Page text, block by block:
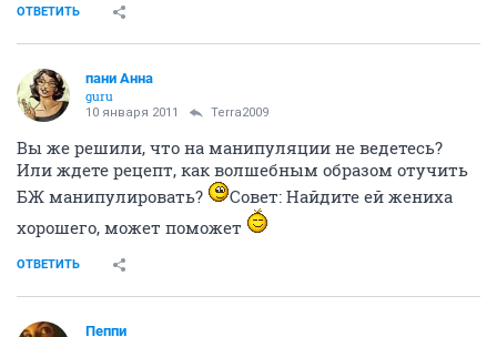
ОТВЕТИТЬ
пани Анна
guru
10 января 2011 Terra2009
Вы же решили, что на манипуляции не ведетесь?
Или ждете рецепт, как волшебным образом отучить
БЖ манипулировать?
Совет: Найдите ей жениха
хорошего, может поможет
ОТВЕТИТЬ
Пеппи